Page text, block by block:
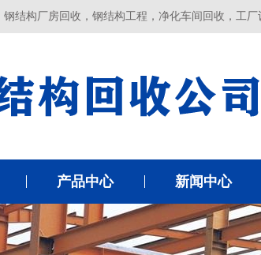
结构厂房回收，钢结构工程，净化车间回收，工厂
产品中心 新闻中心